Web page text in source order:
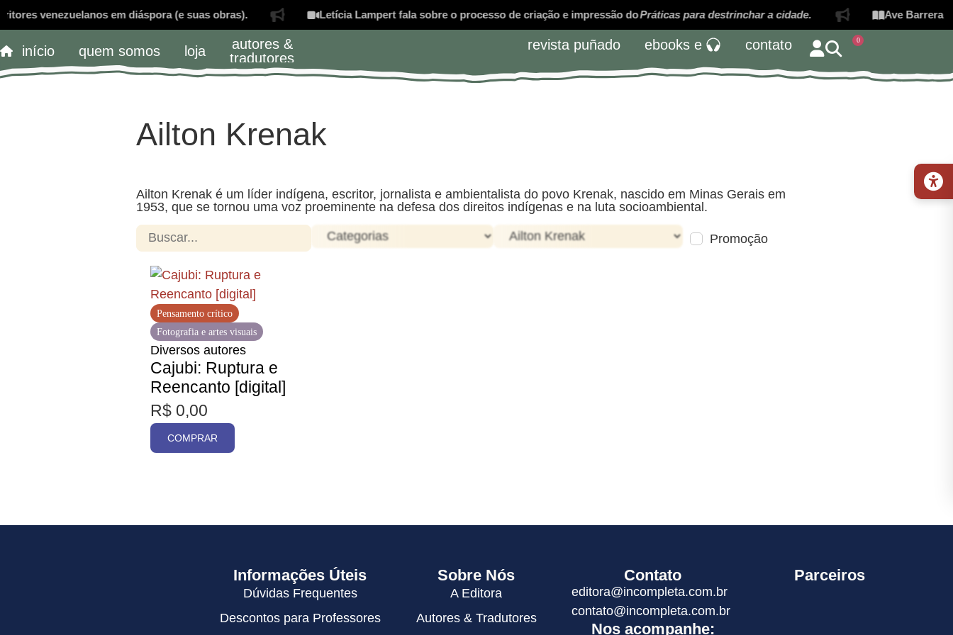
venezuelanos em diáspora (e suas obras). Letícia Lampert fala sobre o processo de criação e impressão doPráticas para destrinchar a cidade. Ave Barrera
início quem somos loja
autores &
tradutores
revista puñado ebooks e contato 0
Ailton Krenak
Ailton Krenak é um líder indígena, escritor, jornalista e ambientalista do povo Krenak, nascido em Minas Gerais em
1953, que se tornou uma voz proeminente na defesa dos direitos indígenas e na luta socioambiental.
Promoção
Fotografia e artes visuais
Pensamento crítico
Diversos autores
Cajubi: Ruptura e
Reencanto [digital]
R$ 0,00
COMPRAR
Informações Úteis
Dúvidas Frequentes
Descontos para Professores
Sobre Nós
A Editora
Autores & Tradutores
Contato
editora@incompleta.com.br
contato@incompleta.com.br
Nos acompanhe:
Parceiros